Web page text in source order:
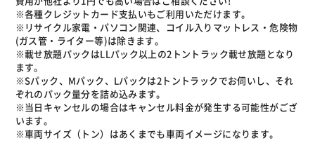
※各種クレジットカード支払いもご利用いただけます。
※リサイクル家電・パソコン関連、コイル入りマットレス・危険物
(ガス管・ライター等)は除きます。
※載せ放題パックはLLパック以上の2トントラック載せ放題となり
ます。
※Sパック、Mパック、Lパックは2トントラックでお伺いし、それ
ぞれのパック量分を詰め込みます。
※当日キャンセルの場合はキャンセル料金が発生する可能性がござ
います。
※車両サイズ（トン）はあくまでも車両イメージになります。